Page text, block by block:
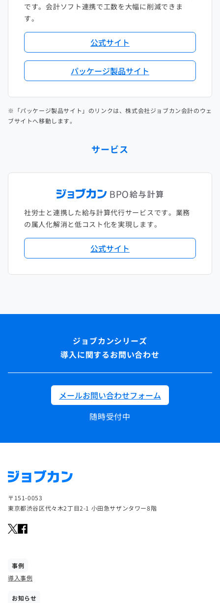
です。会計ソフト連携で工数を大幅に削減できま
す。
公式サイト
パッケージ製品サイト
※「パッケージ製品サイト」のリンクは、株式会社ジョブカン会計のウェ
ブサイトへ移動します。
サービス
社労士と連携した給与計算代行サービスです。業務
の属人化解消と低コスト化を実現します。
公式サイト
導入に関するお問い合わせ
メールお問い合わせフォーム
随時受付中
〒151-0053
東京都渋谷区代々木2丁目2-1 小田急サザンタワー8階
事例
導入事例
お知らせ